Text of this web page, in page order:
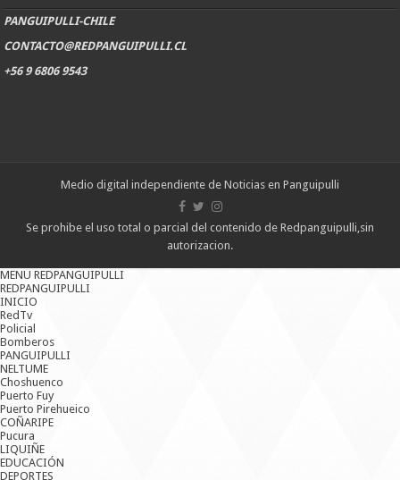
PANGUIPULLI-CHILE
CONTACTO@REDPANGUIPULLI.CL
+56 9 6806 9543
Medio digital independiente de Noticias en Panguipulli
Se prohibe el uso total o parcial del contenido de Redpanguipulli,sin
autorizacion.
MENU REDPANGUIPULLI
REDPANGUIPULLI
INICIO
RedTv
Policial
Bomberos
PANGUIPULLI
NELTUME
Choshuenco
Puerto Fuy
Puerto Pirehueico
COÑARIPE
Pucura
LIQUIÑE
EDUCACIÓN
DEPORTES